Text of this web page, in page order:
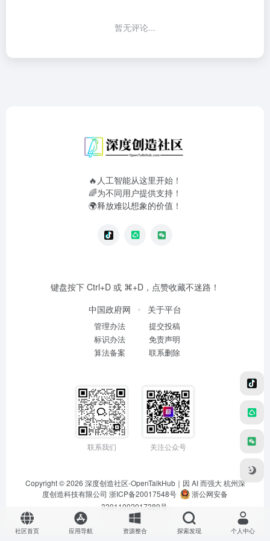
暂无评论...
🔥人工智能从这里开始！
🌈为不同用户提供支持！
🌍释放难以想象的价值！
键盘按下 Ctrl+D 或 ⌘+D，点赞收藏不迷路！
中国政府网
管理办法
标识办法
算法备案
关于平台
提交投稿
免责声明
联系删除
联系我们 关注公众号
Copyright © 2026 深度创造社区-OpenTalkHub｜因 AI 而强大 杭州深
度创造科技有限公司 浙ICP备20017548号
浙公网安备
33011002017389号
社区首页 应用导航 资源整合 探索发现 个人中心